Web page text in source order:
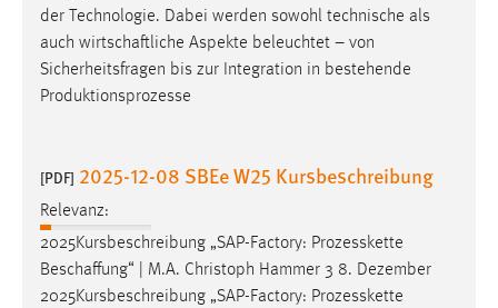
der Technologie. Dabei werden sowohl technische als
auch wirtschaftliche Aspekte beleuchtet – von
Sicherheitsfragen bis zur Integration in bestehende
Produktionsprozesse
[PDF] 2025-12-08 SBEe W25 Kursbeschreibung
Relevanz:
2025Kursbeschreibung „SAP-Factory: Prozesskette
Beschaffung“ | M.A. Christoph Hammer 3 8. Dezember
2025Kursbeschreibung „SAP-Factory: Prozesskette